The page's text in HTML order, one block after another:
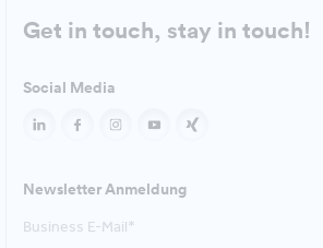
Get in touch, stay in touch!
Social Media
Newsletter Anmeldung